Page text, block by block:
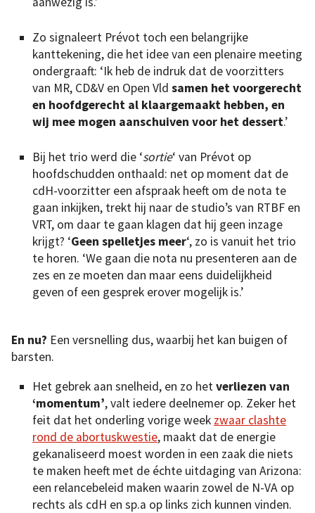
Zo signaleert Prévot toch een belangrijke
kanttekening, die het idee van een plenaire meeting
ondergraaft: ‘Ik heb de indruk dat de voorzitters
van MR, CD&V en Open Vld samen het voorgerecht
en hoofdgerecht al klaargemaakt hebben, en
wij mee mogen aanschuiven voor het dessert.’
Bij het trio werd die ‘sortie‘ van Prévot op
hoofdschudden onthaald: net op moment dat de
cdH-voorzitter een afspraak heeft om de nota te
gaan inkijken, trekt hij naar de studio’s van RTBF en
VRT, om daar te gaan klagen dat hij geen inzage
krijgt? ‘Geen spelletjes meer‘, zo is vanuit het trio
te horen. ‘We gaan die nota nu presenteren aan de
zes en ze moeten dan maar eens duidelijkheid
geven of een gesprek erover mogelijk is.’
En nu? Een versnelling dus, waarbij het kan buigen of
barsten.
Het gebrek aan snelheid, en zo hetverliezen van
‘momentum’, valt iedere deelnemer op. Zeker het
feit dat het onderling vorige week zwaar clashte
rond de abortuskwestie, maakt dat de energie
gekanaliseerd moest worden in een zaak die niets
te maken heeft met de échte uitdaging van Arizona:
een relancebeleid maken waarin zowel de N-VA op
rechts als cdH en sp.a op links zich kunnen vinden.